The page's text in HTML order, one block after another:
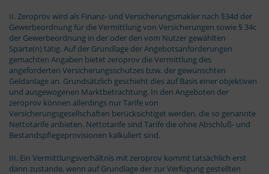
II. Zeroprov wird als Finanz- und Versicherungsmakler nach §34d der
Gewerbeordnung für die Vermittlung von Versicherungen sowie § 34c
der Gewerbeordnung in der oder den vom Nutzer gewählten
Sparte(n) tätig. Auf der Grundlage der Angebotsanforderungen
gemachten Angaben bietet zeroprov die Vermittlung des
angeforderten Versicherungsschutzes bzw. der gewünschten
Geldanlage an. Grundsätzlich geschieht dies auf Basis einer objektiven
und ausgewogenen Marktbetrachtung. In den Angeboten der
zeroprov können allerdings nur Tarife von
Versicherungsgesellschaften berücksichtiget werden, die so genannte
Nettotarife anbieten. Nettotarife sind Tarife die ohne Abschluß- und
Bestandspflegeprovisionen kalkuliert sind.
III. Ein Vermittlungsverhältnis mit zeroprov kommt tatsächlich erst
dann zustande, wenn auf Grundlage der zur Verfügung gestellten